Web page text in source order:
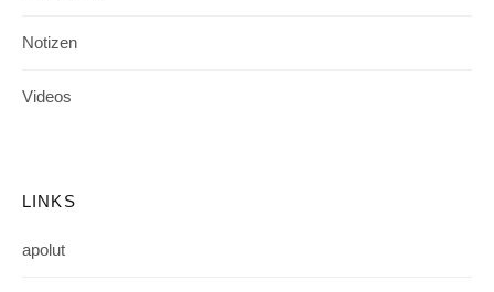
Notizen
Videos
LINKS
apolut